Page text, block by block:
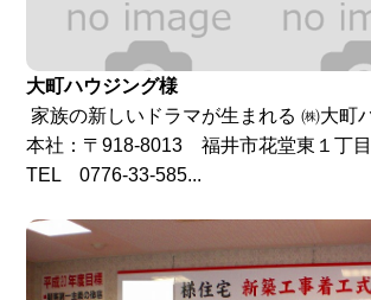
大町ハウジング様
家族の新しいドラマが生まれる ㈱大町
本社：〒918-8013 福井市花堂東１丁
TEL 0776-33-585...